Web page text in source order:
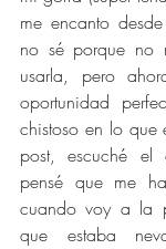
me encanto
no sé porque no
usarla, pero
oportunidad
chistoso en lo que
post, escuché
pensé que me
cuando voy a la
que estaba